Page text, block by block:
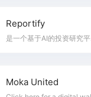
Reportify
是一个
Moka United